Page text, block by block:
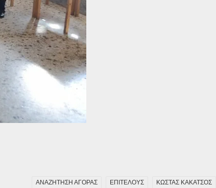
ΑΝΑΖΗΤΗΣΗ ΑΓΟΡΑΣ ΕΠΙΤΕΛΟΥΣ ΚΩΣΤΑΣ ΚΑΚΑΤΣΟΣ